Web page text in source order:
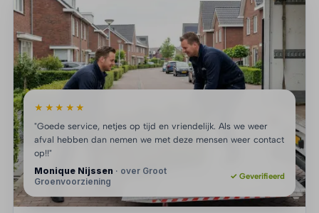
★★★★★
"Goede service, netjes op tijd en vriendelijk. Als we weer
afval hebben dan nemen we met deze mensen weer contact
op!!"
Monique Nijssen · over Groot
Groenvoorziening
✓ Geverifieerd